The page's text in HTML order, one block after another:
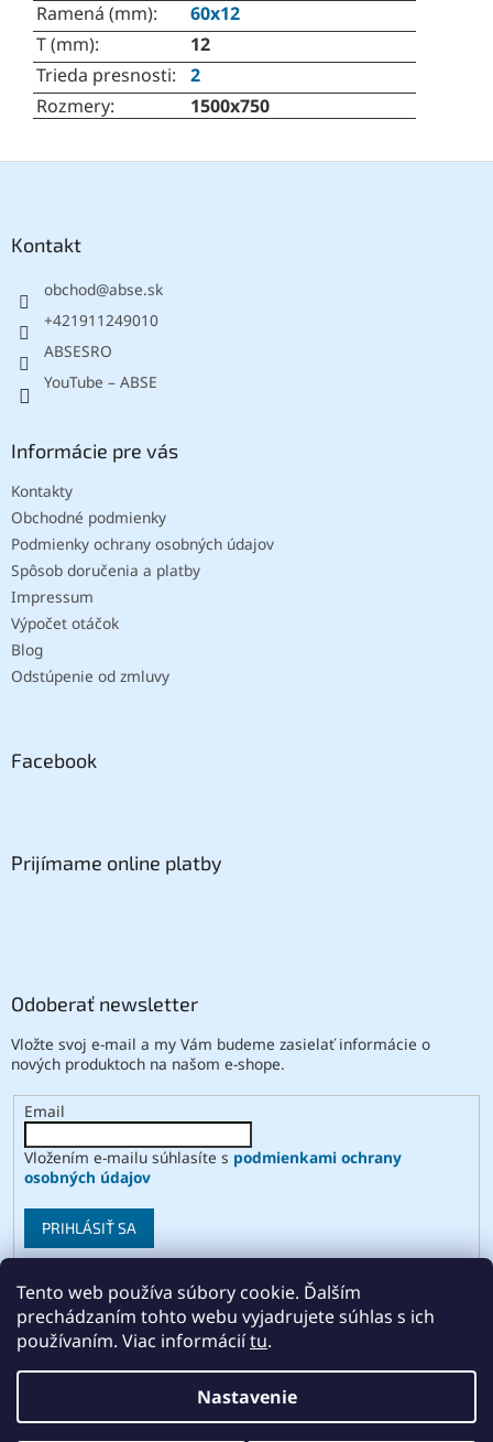
Tento web používa súbory cookie. Ďalším
prechádzaním tohto webu vyjadrujete súhlas s ich
používaním. Viac informáciítu.
Nastavenie
Ramená (mm):
60x12
T (mm):
12
Trieda presnosti:
2
Rozmery: 1500x750
Kontakt
obchod@abse.sk
+421911249010
ABSESRO
YouTube – ABSE
Informácie pre vás
Kontakty
Obchodné podmienky
Podmienky ochrany osobných údajov
Spôsob doručenia a platby
Impressum
Výpočet otáčok
Blog
Odstúpenie od zmluvy
Facebook
Prijímame online platby
Odoberať newsletter
Vložte svoj e-mail a my Vám budeme zasielať informácie o
nových produktoch na našom e-shope.
Email
Vložením e-mailu súhlasíte s podmienkami ochrany
osobných údajov
PRIHLÁSIŤ SA
Vytvoril Shoptet
ABSE. Všetky práva vyhradené.